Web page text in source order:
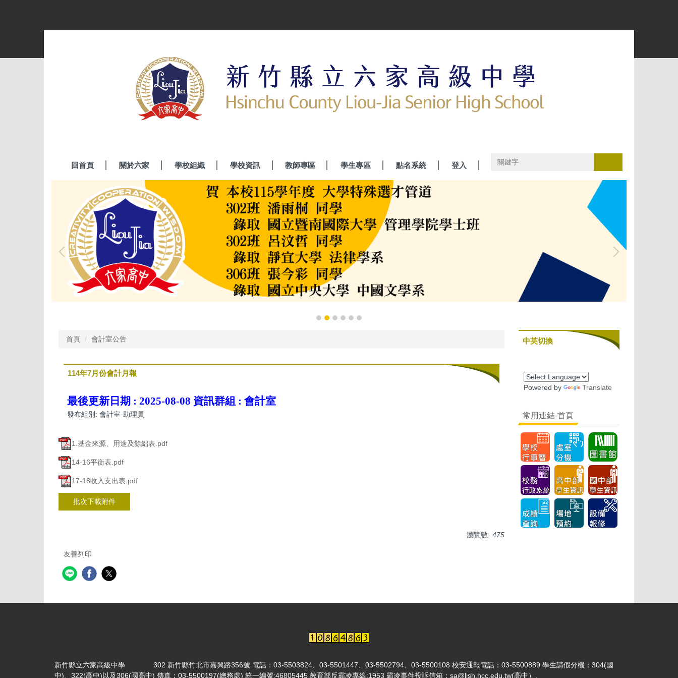
容
回首頁 關於六家 學校組織 學校資訊 教師專區 學生專區 點名系統 登入
首頁 會計室公告
114年7月份會計月報
最後更新日期 : 2025-08-08 資訊群組 : 會計室
發布組別: 會計室-助理員
1.基金來源、用途及餘絀表.pdf
14-16平衡表.pdf
17-18收入支出表.pdf
批次下載附件
瀏覽數: 475
友善列印
中英切換
Powered by Translate
常用連結-首頁
新竹縣立六家高級中學 302 新竹縣竹北市嘉興路356號 電話：03-5503824、03-5501447、03-5502794、03-5500108 校安通報電話：03-5500889 學生請假分機：304(國
中)、322(高中)以及306(國高中) 傳真：03-5500197(總務處) 統一編號:46805445 教育部反霸凌專線:1953 霸凌事件投訴信箱：sa@ljsh.hcc.edu.tw(高中）、